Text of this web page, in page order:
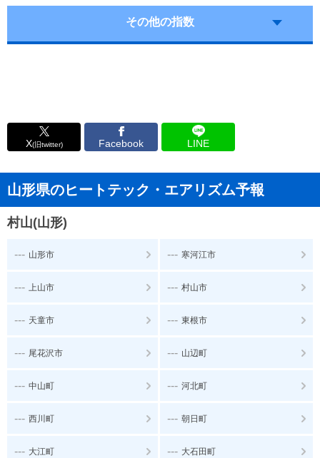
その他の指数
X(旧twitter) Facebook LINE
山形県のヒートテック・エアリズム予報
村山(山形)
--- 山形市 --- 寒河江市
--- 上山市 --- 村山市
--- 天童市 --- 東根市
--- 尾花沢市 --- 山辺町
--- 中山町 --- 河北町
--- 西川町 --- 朝日町
--- 大江町 --- 大石田町